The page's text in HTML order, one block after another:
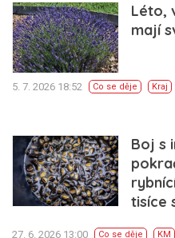
Léto,
mají
5. 7. 2026 18:52 Co se děje Kraj
Boj s
tisíce
27. 6. 2026 13:00 Co se děje KM